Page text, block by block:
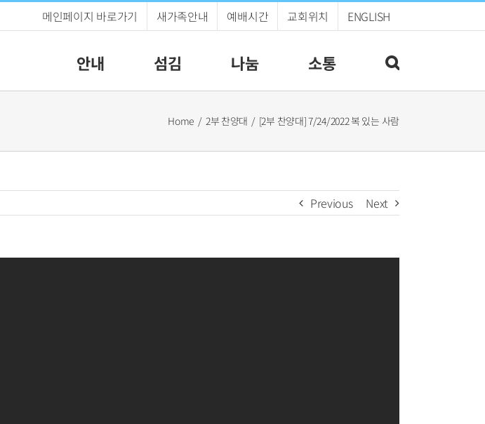
메인페이지 바로가기 새가족안내 예배시간 교회위치 ENGLISH
안내 섬김 나눔 소통
Home 2부 찬양대 [2부 찬양대] 7/24/2022 복 있는 사람
Previous Next